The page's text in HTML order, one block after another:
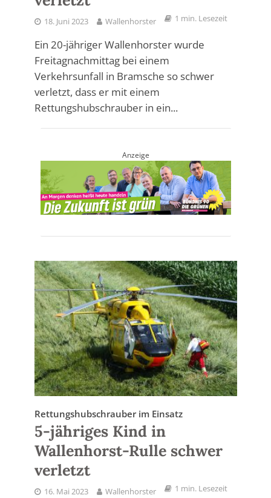
18. Juni 2023 Wallenhorster 1 min. Lesezeit
Ein 20-jähriger Wallenhorster wurde
Freitagnachmittag bei einem
Verkehrsunfall in Bramsche so schwer
verletzt, dass er mit einem
Rettungshubschrauber in ein...
Anzeige
Rettungshubschrauber im Einsatz
5-jähriges Kind in
Wallenhorst-Rulle schwer
verletzt
16. Mai 2023 Wallenhorster 1 min. Lesezeit